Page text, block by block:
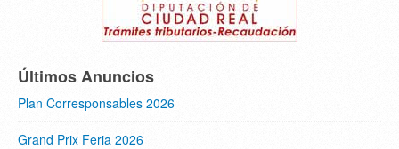
Últimos Anuncios
Plan Corresponsables 2026
Grand Prix Feria 2026